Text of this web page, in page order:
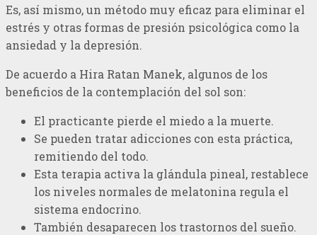
Es, así mismo, un método muy eficaz para eliminar el
estrés y otras formas de presión psicológica como la
ansiedad y la depresión.
De acuerdo a Hira Ratan Manek, algunos de los
beneficios de la contemplación del sol son:
El practicante pierde el miedo a la muerte.
Se pueden tratar adicciones con esta práctica,
remitiendo del todo.
Esta terapia activa la glándula pineal, restablece
los niveles normales de melatonina regula el
sistema endocrino.
También desaparecen los trastornos del sueño.